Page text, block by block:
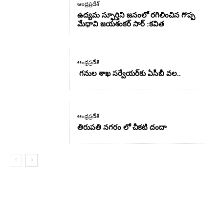
ఆంధ్రప్రదేశ్
ఉద్యమ స్ఫూర్తిని జనంలో రగిలించిన గొప్ప
మేధావి జయశంకర్ సార్ :కవిత
ఆంధ్రప్రదేశ్
గనుల శాఖ సర్వేయర్‌కు ఏసీబీ వల..
ఆంధ్రప్రదేశ్
తిరుపతి నగరం లో చీకటి దందా